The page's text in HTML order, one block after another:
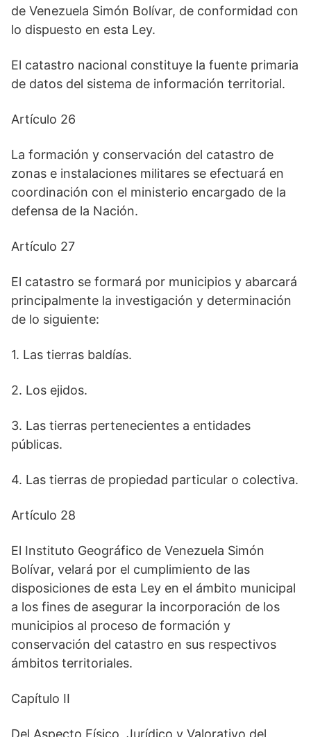
de Venezuela Simón Bolívar, de conformidad con
lo dispuesto en esta Ley.
El catastro nacional constituye la fuente primaria
de datos del sistema de información territorial.
Artículo 26
La formación y conservación del catastro de
zonas e instalaciones militares se efectuará en
coordinación con el ministerio encargado de la
defensa de la Nación.
Artículo 27
El catastro se formará por municipios y abarcará
principalmente la investigación y determinación
de lo siguiente:
1. Las tierras baldías.
2. Los ejidos.
3. Las tierras pertenecientes a entidades
públicas.
4. Las tierras de propiedad particular o colectiva.
Artículo 28
El Instituto Geográfico de Venezuela Simón
Bolívar, velará por el cumplimiento de las
disposiciones de esta Ley en el ámbito municipal
a los fines de asegurar la incorporación de los
municipios al proceso de formación y
conservación del catastro en sus respectivos
ámbitos territoriales.
Capítulo II
Del Aspecto Físico, Jurídico y Valorativo del